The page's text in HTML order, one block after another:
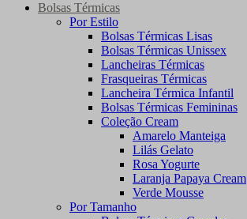
Bolsas Térmicas
Por Estilo
Bolsas Térmicas Lisas
Bolsas Térmicas Unissex
Lancheiras Térmicas
Frasqueiras Térmicas
Lancheira Térmica Infantil
Bolsas Térmicas Femininas
Coleção Cream
Amarelo Manteiga
Lilás Gelato
Rosa Yogurte
Laranja Papaya Cream
Verde Mousse
Por Tamanho